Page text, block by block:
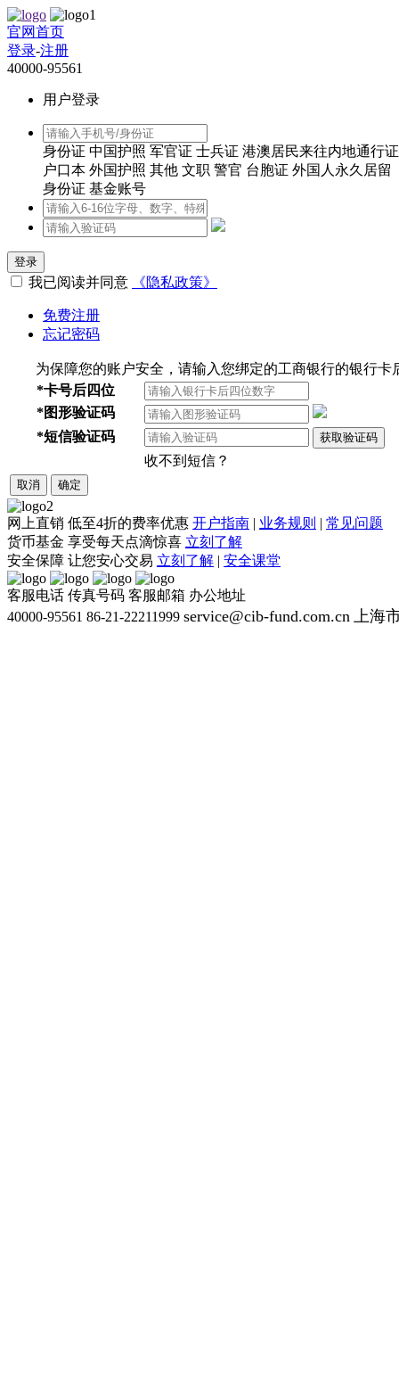
官网首页
登录-注册
40000-95561
用户登录
身份证 中国护照 军官证 士兵证 港澳居民来往内地通行证
户口本 外国护照 其他 文职 警官 台胞证 外国人永久居留
身份证 基金账号
登录
我已阅读并同意 《隐私政策》
免费注册
忘记密码
为保障您的账户安全，请输入您绑定的工商银行的银行卡
*卡号后四位
*图形验证码
*短信验证码 获取验证码
收不到短信？
取消 确定
网上直销 低至4折的费率优惠 开户指南 | 业务规则 | 常见问题
货币基金 享受每天点滴惊喜 立刻了解
安全保障 让您安心交易 立刻了解 | 安全课堂
客服电话 传真号码 客服邮箱 办公地址
40000-95561 86-21-22211999 service@cib-fund.com.cn 上海